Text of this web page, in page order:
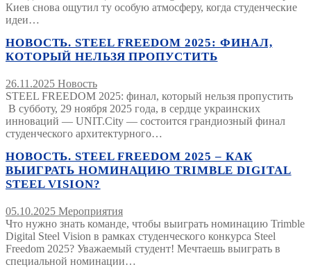
Киев снова ощутил ту особую атмосферу, когда студенческие
идеи…
НОВОСТЬ. STEEL FREEDOM 2025: ФИНАЛ,
КОТОРЫЙ НЕЛЬЗЯ ПРОПУСТИТЬ
26.11.2025 Новость
STEEL FREEDOM 2025: финал, который нельзя пропустить
В субботу, 29 ноября 2025 года, в сердце украинских
инноваций — UNIT.City — состоится грандиозный финал
студенческого архитектурного…
НОВОСТЬ. STEEL FREEDOM 2025 – КАК
ВЫИГРАТЬ НОМИНАЦИЮ TRIMBLE DIGITAL
STEEL VISION?
05.10.2025 Мероприятия
Что нужно знать команде, чтобы выиграть номинацию Trimble
Digital Steel Vision в рамках студенческого конкурса Steel
Freedom 2025? Уважаемый студент! Мечтаешь выиграть в
специальной номинации…